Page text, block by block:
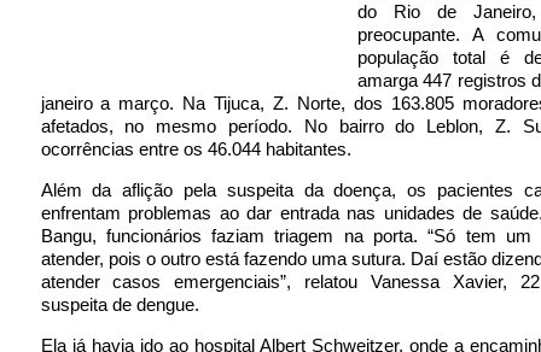
do Rio de
preocupante. A
população total é
amarga 447 registros
janeiro a março. Na Tijuca, Z. Norte, dos 163.805
afetados, no mesmo período. No bairro do Leblon, Z.
ocorrências entre os 46.044 habitantes.
Além da aflição pela suspeita da doença, os pacientes
enfrentam problemas ao dar entrada nas unidades de
Bangu, funcionários faziam triagem na porta. “Só tem um
atender, pois o outro está fazendo uma sutura. Daí estão
atender casos emergenciais”, relatou Vanessa Xavier,
suspeita de dengue.
Ela já havia ido ao hospital Albert Schweitzer, onde a